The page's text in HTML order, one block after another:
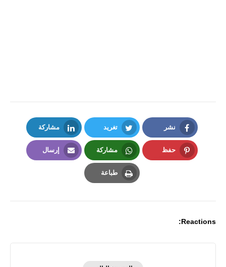
نشر
Facebook
تغريد
Twitter
مشاركة
LinkedIn
حفظ مشاركة
Whatsapp
إرسال
طباعة
Reactions: